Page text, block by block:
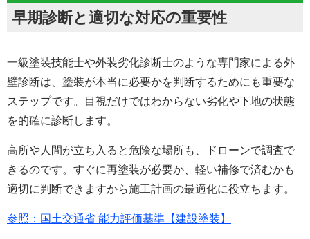
早期診断と適切な対応の重要性
一級塗装技能士や外装劣化診断士のような専門家による外
壁診断は、塗装が本当に必要かを判断するためにも重要な
ステップです。目視だけではわからない劣化や下地の状態
を的確に診断します。
高所や人間が立ち入ると危険な場所も、ドローンで調査で
きるのです。すぐに再塗装が必要か、軽い補修で済むかも
適切に判断できますから施工計画の最適化に役立ちます。
参照：国土交通省 能力評価基準【建設塗装】